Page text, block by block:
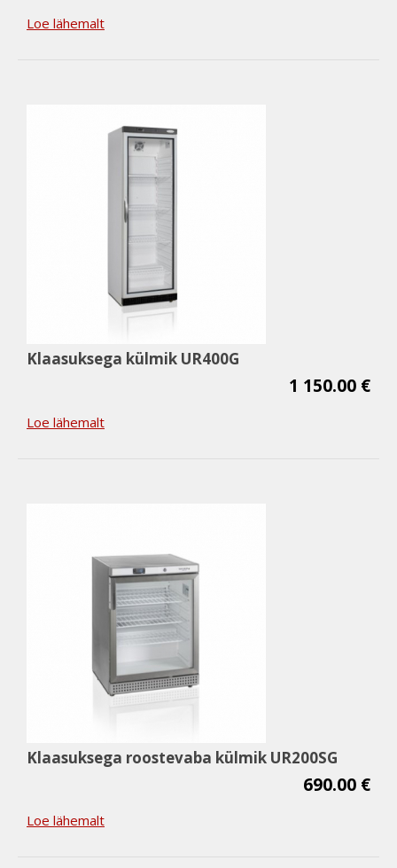
Loe lähemalt
Klaasuksega külmik UR400G
1 150.00 €
Loe lähemalt
Klaasuksega roostevaba külmik UR200SG
690.00 €
Loe lähemalt